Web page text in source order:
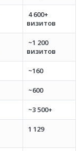
4 600+
визитов
~1 200
визитов
~160
~600
~3 500+
1 129